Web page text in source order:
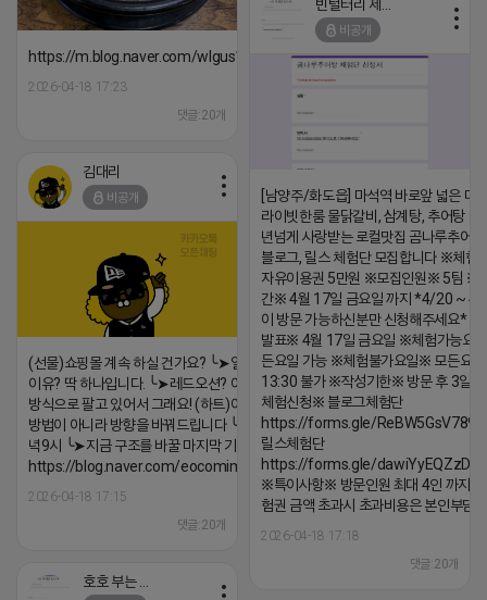
https://m.blog.naver.com/wlgus1647/224253846149
2026-04-18 17:23
댓글:20개
비공개
[남양주/화도읍] 마석역 바로앞 넓은 매
라이빗한룸 물닭갈비, 삼계탕, 추어탕 맛
년넘게 사랑받는 로컬맛집 곰나루추어
블로그, 릴스 체험단 모집합니다 ※체험
자유이용권 5만원 ※모집인원※ 5팀 ※
간※ 4월 17일 금요일 까지 *4/20 ~ 4/
이 방문 가능하신분만 신청해주세요* ※
발표※ 4월 17일 금요일 ※체험가능요
든요일 가능 ※체험불가요일※ 모든요
13:30 불가 ※작성기한※ 방문 후 3일
체험신청※ 블로그체험단
https://forms.gle/
릴스체험단
https://forms.gle/
※특이사항※ 방문인원 최대 4인 까지
험권 금액 초과시 초과비용은 본인부담
2026-04-18 17:18
댓글:20개
김대리
비공개
(선물)쇼핑몰 계속 하실 건가요? ╰➤열심히 해도 안되는
이유? 딱 하나입니다. ╰➤레드오션? 아니요! ╰➤모두 같은
방식으로 팔고 있어서 그래요! (하트)이번엔 다릅니다. ╰➤
방법이 아니라 방향을 바꿔드립니다 ╰➤4월 21일(화) 저
녁9시 ╰➤지금 구조를 바꿀 마지막 기회
https://blog.naver.com/eocomim/224250518436
2026-04-18 17:15
댓글:20개